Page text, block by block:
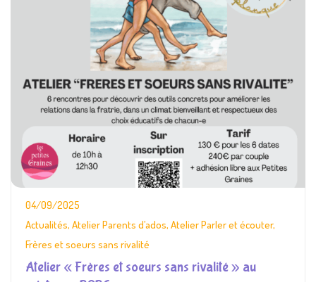
04/09/2025
Actualités, Atelier Parents d’ados, Atelier Parler et écouter,
Frères et soeurs sans rivalité
Atelier « Frères et soeurs sans rivalité » au